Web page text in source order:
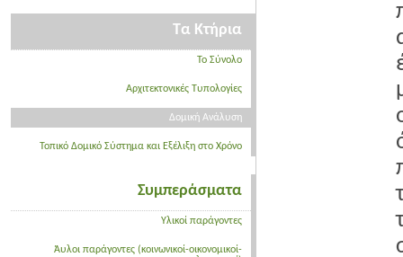
Τα Κτήρια
Το Σύνολο
Αρχιτεκτονικές Τυπολογίες
Δομική Ανάλυση
Τοπικό Δομικό Σύστημα και Εξέλιξη στο Χρόνο
Συμπεράσματα
Υλικοί παράγοντες
Άυλοι παράγοντες (κοινωνικοί-οικονομικοί-